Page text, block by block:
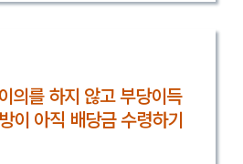
의를 하지 않고 부당이득
이 아직 배당금 수령하기